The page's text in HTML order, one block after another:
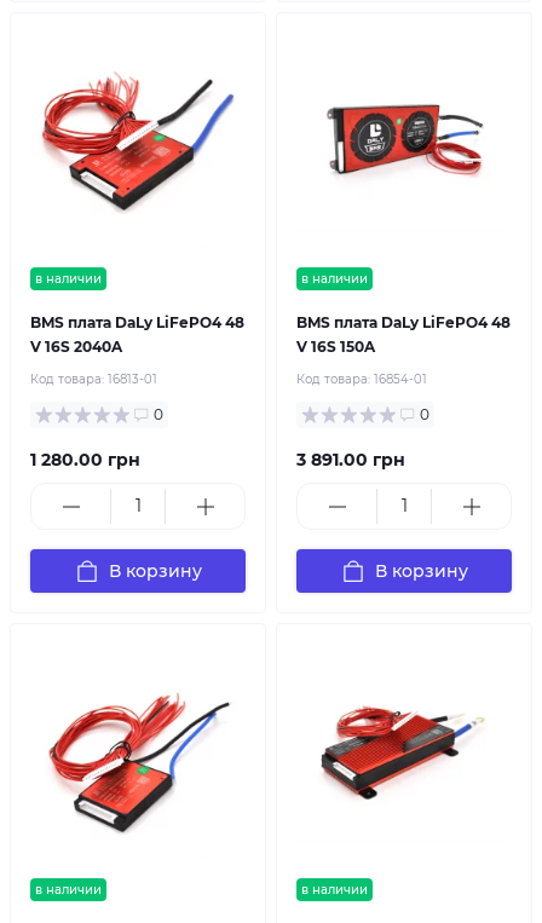
в наличии
BMS плата DaLy LiFePO4 48
V 16S 2040A
Код товара: 16813-01
0
1 280.00 грн
В корзину
в наличии
BMS плата DaLy LiFePO4 48
V 16S 150A
Код товара: 16854-01
0
3 891.00 грн
В корзину
в наличии в наличии